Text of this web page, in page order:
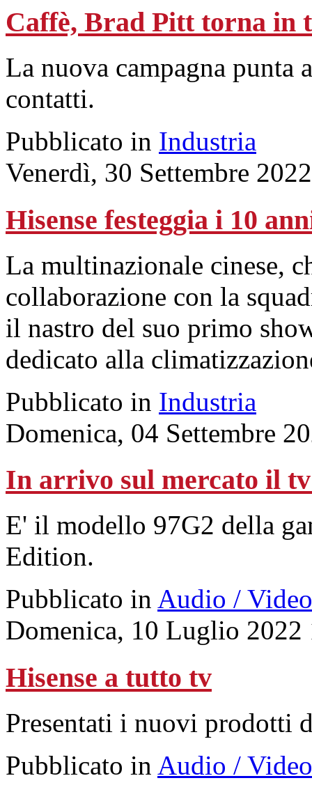
Caffè, Brad Pitt torna in
La nuova campagna
contatti.
Pubblicato in Industria
Venerdì, 30 Settembre
Hisense festeggia i 10
La multinazionale cinese,
collaborazione con la
il nastro del suo primo
dedicato alla
Pubblicato in Industria
Domenica, 04 Settembre
In arrivo sul mercato il
E' il modello 97G2 della
Edition.
Pubblicato in Audio / Video
Domenica, 10 Luglio 2022
Hisense a tutto tv
Presentati i nuovi prodotti
Pubblicato in Audio / Video